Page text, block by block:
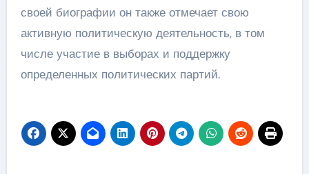
своей биографии он также отмечает свою
активную политическую деятельность, в том
числе участие в выборах и поддержку
определенных политических партий.